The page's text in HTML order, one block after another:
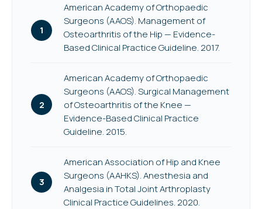
American Academy of Orthopaedic
Surgeons (AAOS). Management of
Osteoarthritis of the Hip — Evidence-
Based Clinical Practice Guideline. 2017.
American Academy of Orthopaedic
Surgeons (AAOS). Surgical Management
of Osteoarthritis of the Knee —
Evidence-Based Clinical Practice
Guideline. 2015.
American Association of Hip and Knee
Surgeons (AAHKS). Anesthesia and
Analgesia in Total Joint Arthroplasty
Clinical Practice Guidelines. 2020.